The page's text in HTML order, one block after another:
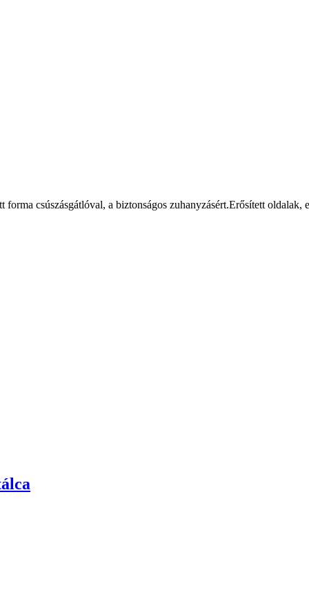
csúszásgátlóval, a biztonságos zuhanyzásért.Erősített